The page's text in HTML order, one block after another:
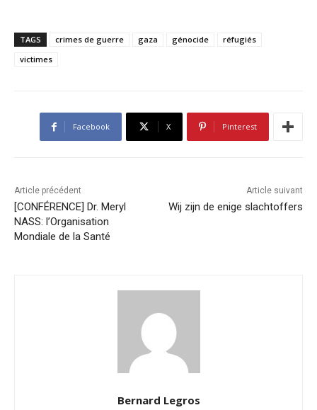
TAGS crimes de guerre gaza génocide
réfugiés
victimes
Facebook X Pinterest
Article précédent
[CONFÉRENCE] Dr. Meryl
NASS: l’Organisation
Mondiale de la Santé
Article suivant
Wij zijn de enige slachtoffers
Bernard Legros